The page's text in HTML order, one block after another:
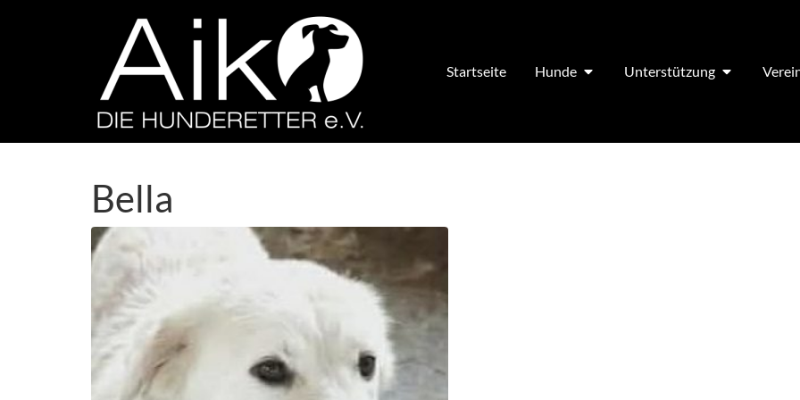
Startseite Hunde Unterstützung
Bella